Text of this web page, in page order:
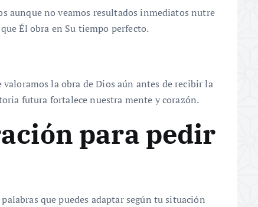
aunque no veamos resultados inmediatos nutre
Él obra en Su tiempo perfecto.
la obra de Dios aún antes de recibir la
futura fortalece nuestra mente y corazón.
para pedir
que puedes adaptar según tu situación